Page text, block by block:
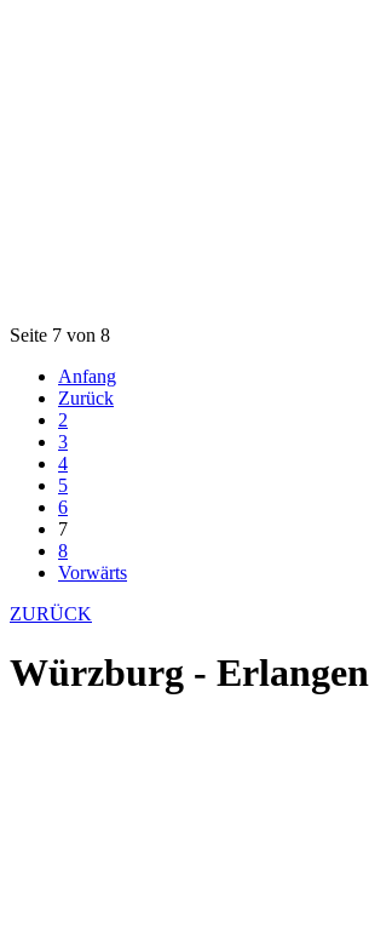
Seite 7 von 8
Anfang
Zurück
2
3
4
5
6
7
8
Vorwärts
ZURÜCK
Würzburg - Erlangen